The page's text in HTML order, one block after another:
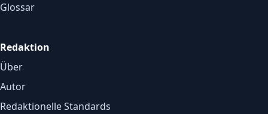
Glossar
Redaktion
Über
Autor
Redaktionelle Standards